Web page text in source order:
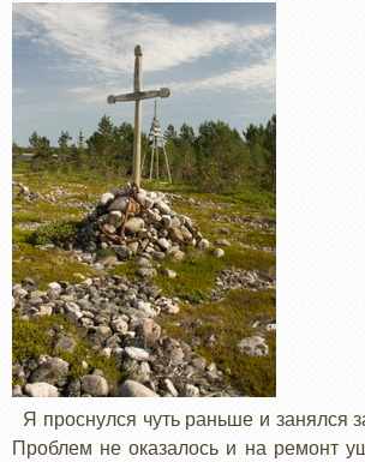
Я проснулся чуть раньше и занялся
Проблем не оказалось и на ремонт